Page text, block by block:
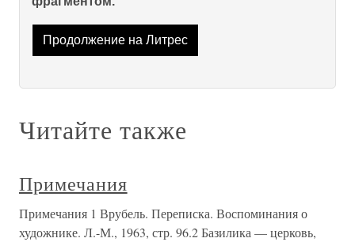
Продолжение на Литрес
Читайте также
Примечания
Примечания 1 Врубель. Переписка. Воспоминания о
художнике. Л.-М., 1963, стр. 96.2 Базилика — церковь,